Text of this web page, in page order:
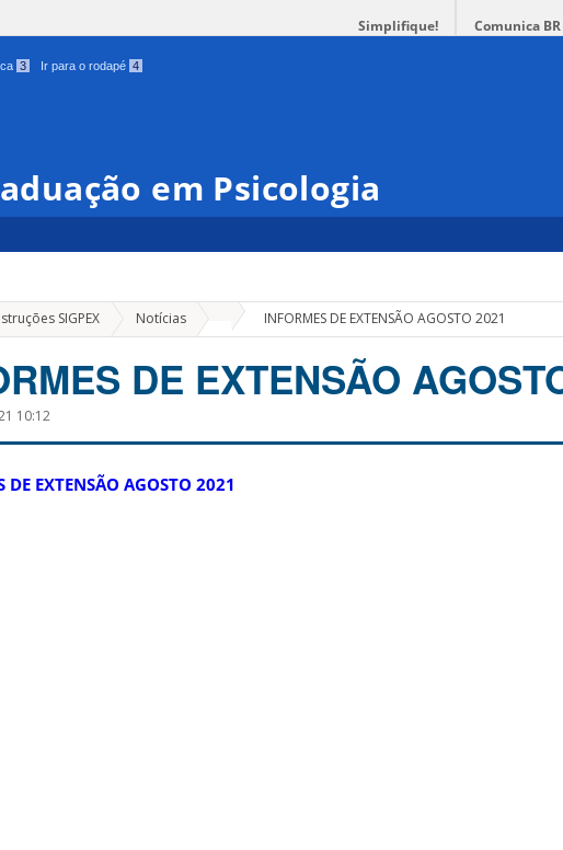
Simplifique! Comunica BR
3 Ir para o rodapé 4
em Psicologia
SIGPEX Notícias INFORMES DE EXTENSÃO AGOSTO 2021
DE EXTENSÃO
10:12
DE EXTENSÃO AGOSTO 2021